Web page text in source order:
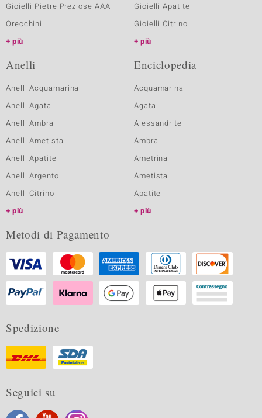
Gioielli Pietre Preziose AAA
Orecchini
più
Gioielli Apatite
Gioielli Citrino
più
Anelli
Anelli Acquamarina
Anelli Agata
Anelli Ambra
Anelli Ametista
Anelli Apatite
Anelli Argento
Anelli Citrino
più
Enciclopedia
Acquamarina
Agata
Alessandrite
Ambra
Ametrina
Ametista
Apatite
più
Metodi di Pagamento
Spedizione
Seguici su